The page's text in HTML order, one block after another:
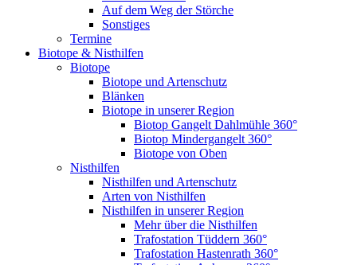
Auf dem Weg der Störche
Sonstiges
Termine
Biotope & Nisthilfen
Biotope
Biotope und Artenschutz
Blänken
Biotope in unserer Region
Biotop Gangelt Dahlmühle 360°
Biotop Mindergangelt 360°
Biotope von Oben
Nisthilfen
Nisthilfen und Artenschutz
Arten von Nisthilfen
Nisthilfen in unserer Region
Mehr über die Nisthilfen
Trafostation Tüddern 360°
Trafostation Hastenrath 360°